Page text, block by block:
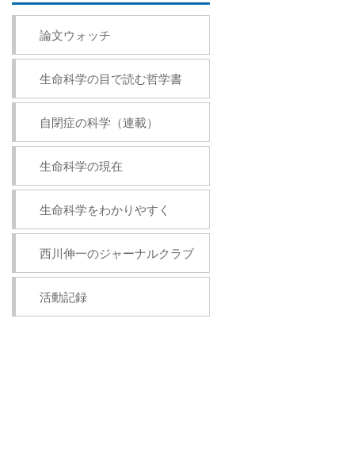
論文ウォッチ
生命科学の目で読む哲学書
自閉症の科学（連載）
生命科学の現在
生命科学をわかりやすく
西川伸一のジャーナルクラブ
活動記録